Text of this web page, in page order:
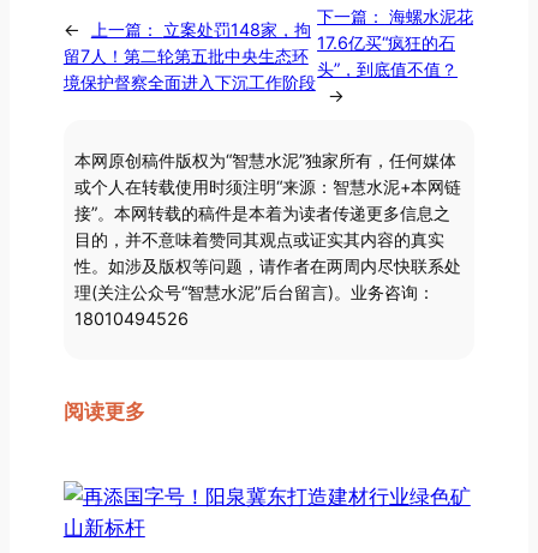
← 上一篇： 立案处罚148家，拘
留7人！第二轮第五批中央生态环
境保护督察全面进入下沉工作阶段
下一篇： 海螺水泥花
17.6亿买“疯狂的石
头”，到底值不值？
→
本网原创稿件版权为“智慧水泥”独家所有，任何媒体
或个人在转载使用时须注明“来源：智慧水泥+本网链
接”。本网转载的稿件是本着为读者传递更多信息之
目的，并不意味着赞同其观点或证实其内容的真实
性。如涉及版权等问题，请作者在两周内尽快联系处
理(关注公众号“智慧水泥”后台留言)。业务咨询：
18010494526
阅读更多